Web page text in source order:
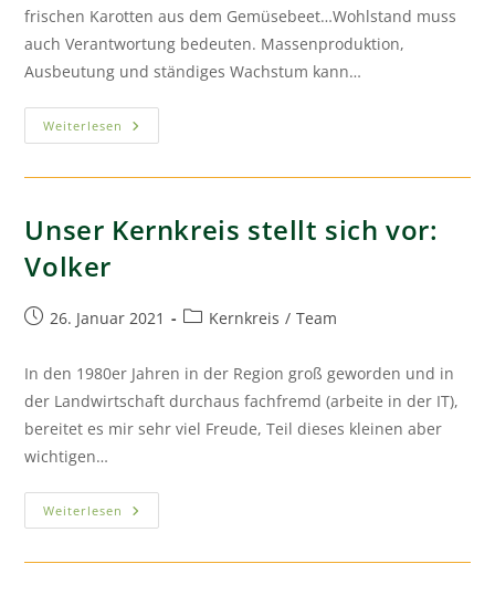
frischen Karotten aus dem Gemüsebeet…Wohlstand muss
auch Verantwortung bedeuten. Massenproduktion,
Ausbeutung und ständiges Wachstum kann…
Weiterlesen
Unser Kernkreis stellt sich vor:
Volker
26. Januar 2021 Kernkreis / Team
In den 1980er Jahren in der Region groß geworden und in
der Landwirtschaft durchaus fachfremd (arbeite in der IT),
bereitet es mir sehr viel Freude, Teil dieses kleinen aber
wichtigen…
Weiterlesen